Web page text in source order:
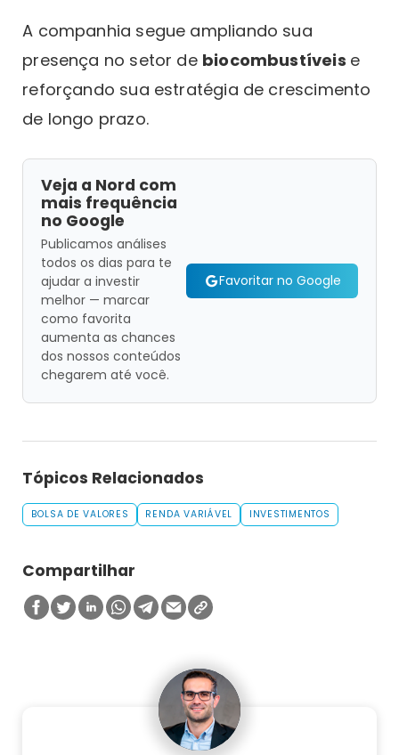
A companhia segue ampliando sua
presença no setor de biocombustíveis e
reforçando sua estratégia de crescimento
de longo prazo.
Veja a Nord com
mais frequência
no Google
Publicamos análises
todos os dias para te
ajudar a investir
melhor — marcar
como favorita
aumenta as chances
dos nossos conteúdos
chegarem até você.
Favoritar no Google
Tópicos Relacionados
BOLSA DE VALORES RENDA VARIÁVEL INVESTIMENTOS
Compartilhar